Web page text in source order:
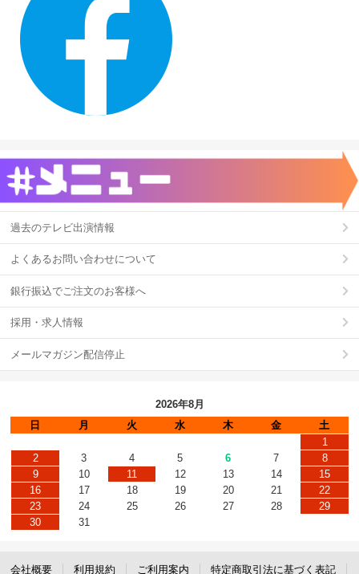
過去のテレビ出演情報
よくあるお問い合わせについて
銀行振込でご注文のお客様へ
採用・求人情報
メールマガジン配信停止
2026年8月
日
月 火 水 木 金
土
1
2
3 4 5 6 7
8
9
10 11 12 13 14
15
16
17 18 19 20 21
22
23
24 25 26 27 28
29
30
31
会社概要 利用規約 ご利用案内 特定商取引法に基づく表記